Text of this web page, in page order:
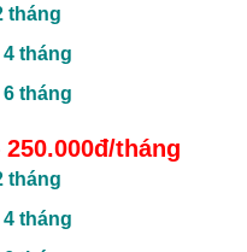
tháng
tháng
tháng
250.000đ/tháng
tháng
tháng